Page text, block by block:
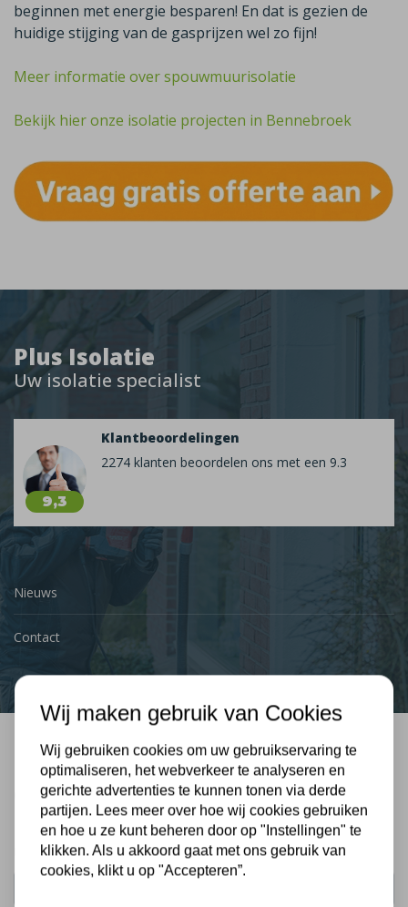
Plus Isolatie
Uw isolatie specialist
9,3
Klantbeoordelingen
2274 klanten beoordelen ons met een 9.3
Nieuws
Contact
Bel mij terug
Gratis, vrijblijvend advies
Uw naam:
beginnen met energie besparen! En dat is gezien de
huidige stijging van de gasprijzen wel zo fijn!
Meer informatie over spouwmuurisolatie
Bekijk hier onze isolatie projecten in Bennebroek
Wij maken gebruik van Cookies
Wij gebruiken cookies om uw gebruikservaring te
optimaliseren, het webverkeer te analyseren en
gerichte advertenties te kunnen tonen via derde
partijen. Lees meer over hoe wij cookies gebruiken
en hoe u ze kunt beheren door op "Instellingen" te
klikken. Als u akkoord gaat met ons gebruik van
cookies, klikt u op "Accepteren”.